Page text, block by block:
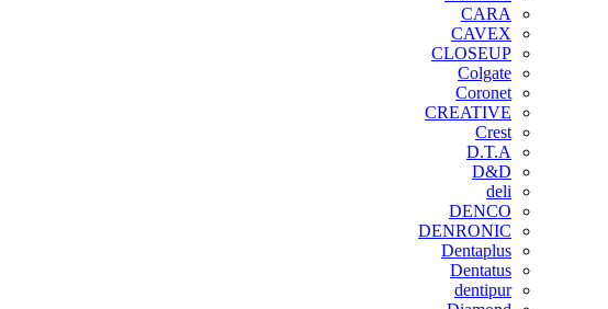
CARA
CAVEX
CLOSEUP
Colgate
Coronet
CREATIVE
Crest
D.T.A
D&D
deli
DENCO
DENRONIC
Dentaplus
Dentatus
dentipur